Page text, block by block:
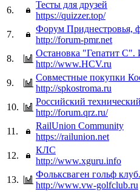
6.
Тесты для друзей
https://quizzer.top/
7.
Форум Приднестровья,
http://forum-pmr.net
8.
Остановка "Гепатит
http://www.HCV.ru
9.
Совместные покупки
http://spkostroma.ru
10.
Российский
http://forum.qrz.ru/
11.
RailUnion Community
https://railunion.net
12.
КЛС
http://www.xguru.info
13.
Фольксваген гольф
http://www.vw-golfclub.ru